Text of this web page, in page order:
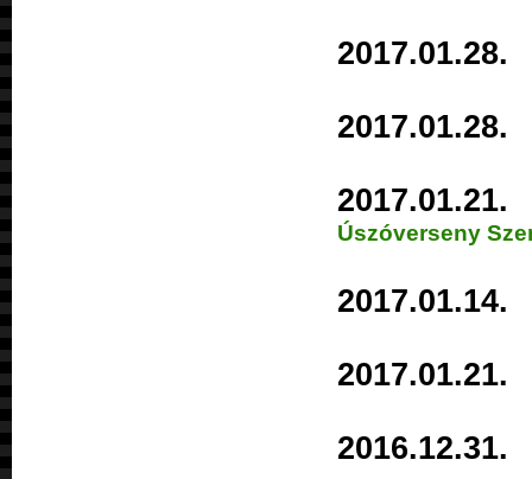
Úszóverseny